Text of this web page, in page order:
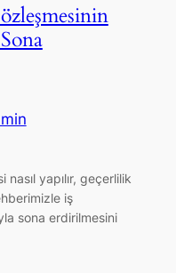
yapılır, geçerlilik
iş
sona erdirilmesini